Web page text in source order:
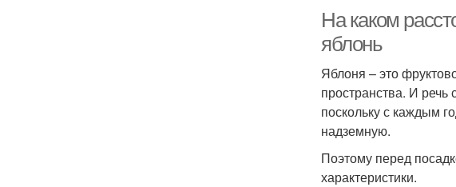
На каком
яблонь
Яблоня – это
пространства. И речь
поскольку с каждым
надземную.
Поэтому перед
характеристики.